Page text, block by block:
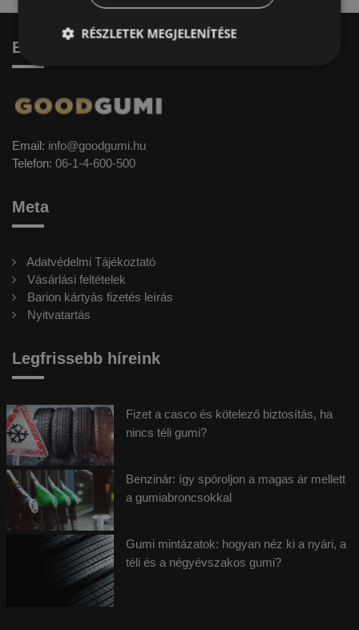
Elérhetőség
Email: info@goodgumi.hu
Telefon: 06-1-4-600-500
Meta
Adatvédelmi Tájékoztató
Vásárlási feltételek
Barion kártyás fizetés leírás
Nyitvatartás
Legfrissebb híreink
Fizet a casco és kötelező biztosítás, ha
nincs téli gumi?
Benzinár: így spóroljon a magas ár mellett
a gumiabroncsokkal
Gumi mintázatok: hogyan néz ki a nyári, a
téli és a négyévszakos gumi?
RÉSZLETEK MEGJELENÍTÉSE